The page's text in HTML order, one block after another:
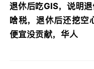
退休后吃GIS，说明
啥税，退休后还挖空
便宜没贡献，华人